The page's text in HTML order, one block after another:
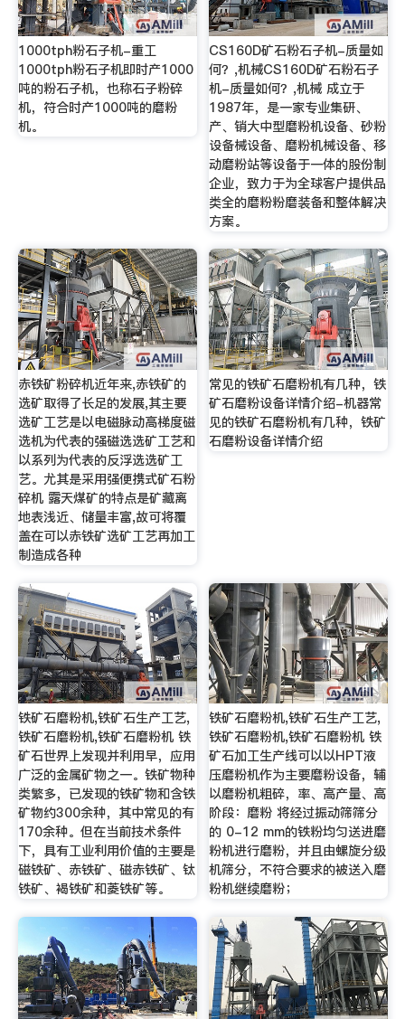
1000tph粉石子机-重工
1000tph粉石子机即时产1000
吨的粉石子机，也称石子粉碎
机，符合时产1000吨的磨粉
机。
CS160D矿石粉石子机-质量如
何？,机械CS160D矿石粉石子
机-质量如何？,机械 成立于
1987年，是一家专业集研、
产、销大中型磨粉机设备、砂粉
设备械设备、磨粉机械设备、移
动磨粉站等设备于一体的股份制
企业，致力于为全球客户提供品
类全的磨粉粉磨装备和整体解决
方案。
赤铁矿粉碎机近年来,赤铁矿的
选矿取得了长足的发展,其主要
选矿工艺是以电磁脉动高梯度磁
选机为代表的强磁选选矿工艺和
以系列为代表的反浮选选矿工
艺。尤其是采用强便携式矿石粉
碎机 露天煤矿的特点是矿藏离
地表浅近、储量丰富,故可将覆
盖在可以赤铁矿选矿工艺再加工
制造成各种
常见的铁矿石磨粉机有几种，铁
矿石磨粉设备详情介绍-机器常
见的铁矿石磨粉机有几种，铁矿
石磨粉设备详情介绍
铁矿石磨粉机,铁矿石生产工艺,
铁矿石磨粉机,铁矿石磨粉机 铁
矿石世界上发现并利用早，应用
广泛的金属矿物之一。铁矿物种
类繁多，已发现的铁矿物和含铁
矿物约300余种，其中常见的有
170余种。但在当前技术条件
下，具有工业利用价值的主要是
磁铁矿、赤铁矿、磁赤铁矿、钛
铁矿、褐铁矿和菱铁矿等。
铁矿石磨粉机,铁矿石生产工艺,
铁矿石磨粉机,铁矿石磨粉机 铁
矿石加工生产线可以以HPT液
压磨粉机作为主要磨粉设备，辅
以磨粉机粗碎，率、高产量、高
阶段：磨粉 将经过振动筛筛分
的 0-12 mm的铁粉均匀送进磨
粉机进行磨粉，并且由螺旋分级
机筛分，不符合要求的被送入磨
粉机继续磨粉；